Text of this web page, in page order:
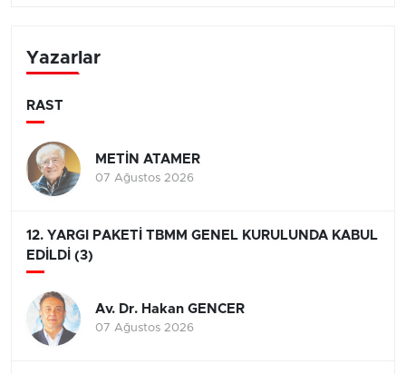
Yazarlar
RAST
METİN ATAMER
07 Ağustos 2026
12. YARGI PAKETİ TBMM GENEL KURULUNDA KABUL
EDİLDİ (3)
Av. Dr. Hakan GENCER
07 Ağustos 2026